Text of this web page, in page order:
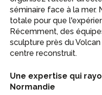
séminaire face à la mer.
totale pour que
Récemment, des
sculpture près du
centre reconstruit.
Une expertise qui
Normandie